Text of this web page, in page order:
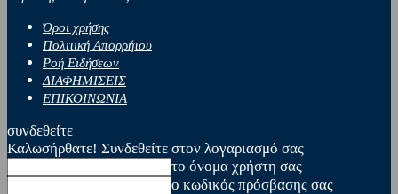
Όροι χρήσης
Πολιτική Απορρήτου
Ροή Ειδήσεων
ΔΙΑΦΗΜΙΣΕΙΣ
ΕΠΙΚΟΙΝΩΝΙΑ
συνδεθείτε
Καλωσήρθατε! Συνδεθείτε στον λογαριασμό σας
το όνομα χρήστη σας
ο κωδικός πρόσβασης σας